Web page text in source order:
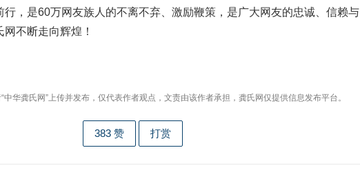
行，是60万网友族人的不离不弃、激励鞭策，是广大网友的忠诚、信赖与
不断走向辉煌！
中华龚氏网”上传并发布，仅代表作者观点，文责由该作者承担，龚氏网仅提供信息发布平台。
383 赞 打赏